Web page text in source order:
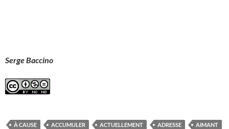
Serge Baccino
À CAUSE ACCUMULER ACTUELLEMENT ADRESSE
AIMANT